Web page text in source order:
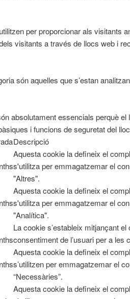
per proporcionar als
visitants a través de llocs web i
són aquelles que s’estan
absolutament essencials perquè
i funcions de seguretat del
Descripció
Aquesta cookie la defineix el
s'utilitza per emmagatzemar el
"Altres".
Aquesta cookie la defineix el
s'utilitza per emmagatzemar el
"Analítica".
La cookie s’estableix mitjançant
consentiment de l’usuari per a les
Aquesta cookie la defineix el
s’utilitzen per emmagatzemar el
“Necessàries”.
Aquesta cookie la defineix el